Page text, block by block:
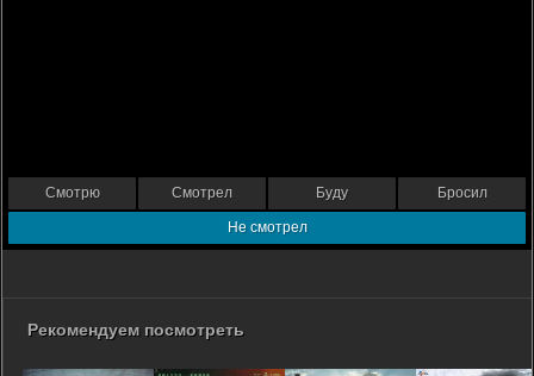
Смотрю Смотрел Буду Бросил
Не смотрел
Рекомендуем посмотреть